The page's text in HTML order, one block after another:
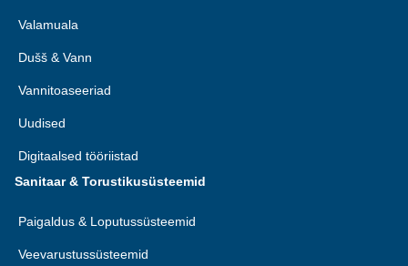
Valamuala
Dušš & Vann
Vannitoaseeriad
Uudised
Digitaalsed tööriistad
Sanitaar & Torustikusüsteemid
Paigaldus & Loputussüsteemid
Veevarustussüsteemid